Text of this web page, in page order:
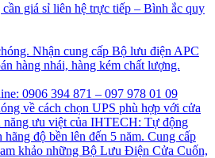
giá sỉ liên hệ trực tiếp – Bình ắc quy
Nhận cung cấp Bộ lưu điện APC
hàng nhái, hàng kém chất lượng.
0906 394 871 – 097 978 01 09
về cách chọn UPS phù hợp với cửa
năng ưu việt của IHTECH: Tự động
độ bền lên đến 5 năm. Cung cấp
khảo những Bộ Lưu Điện Cửa Cuốn,